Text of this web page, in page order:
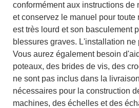
conformément aux instructions
et conservez le manuel pour
est très lourd et son basculement
blessures graves. L'installation
Vous aurez également besoin
poteaux, des brides de vis, des
ne sont pas inclus dans la
nécessaires pour la construction
machines, des échelles et des